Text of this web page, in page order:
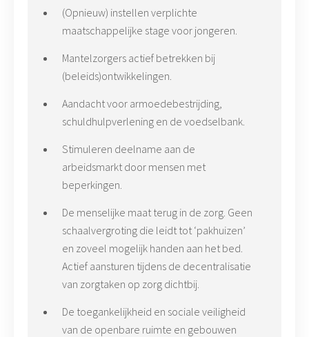
(Opnieuw) instellen verplichte
maatschappelijke stage voor jongeren.
Mantelzorgers actief betrekken bij
(beleids)ontwikkelingen.
Aandacht voor armoedebestrijding,
schuldhulpverlening en de voedselbank.
Stimuleren deelname aan de
arbeidsmarkt door mensen met
beperkingen.
De menselijke maat terug in de zorg. Geen
schaalvergroting die leidt tot ‘pakhuizen’
en zoveel mogelijk handen aan het bed.
Actief aansturen tijdens de decentralisatie
van zorgtaken op zorg dichtbij.
De toegankelijkheid en sociale veiligheid
van de openbare ruimte en gebouwen